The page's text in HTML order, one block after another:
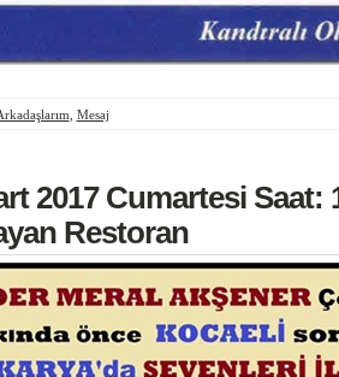
Mesaj
2017 Cumartesi Saat:
Restoran